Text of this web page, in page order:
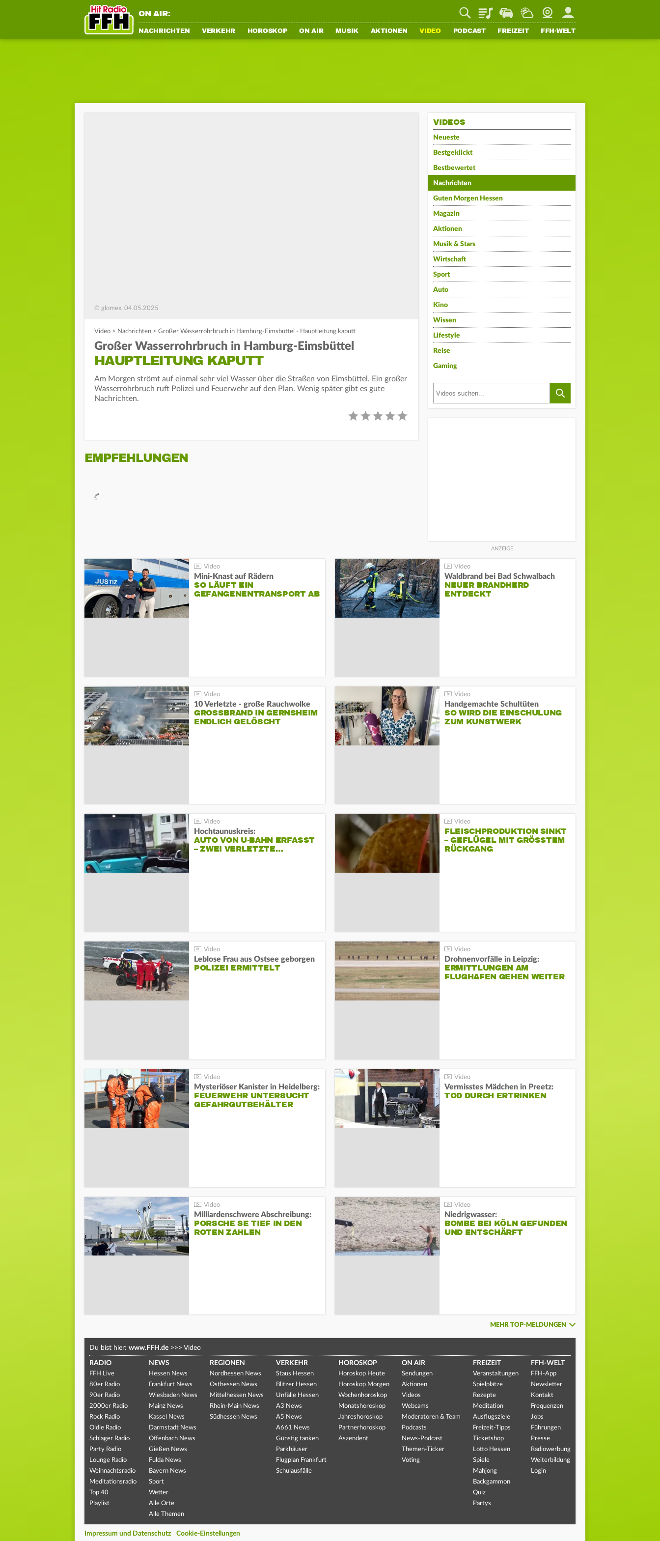
ON AIR: PlaylistStaupilotWetterWebcamMein FFH
NACHRICHTEN VERKEHR HOROSKOP ON AIR MUSIK AKTIONEN VIDEO PODCAST FREIZEIT FFH-WELT
© glomex, 04.05.2025
Video > Nachrichten > Großer Wasserrohrbruch in Hamburg-Eimsbüttel - Hauptleitung kaputt
Großer Wasserrohrbruch in Hamburg-Eimsbüttel
HAUPTLEITUNG KAPUTT
Am Morgen strömt auf einmal sehr viel Wasser über die Straßen von Eimsbüttel. Ein großer
Wasserrohrbruch ruft Polizei und Feuerwehr auf den Plan. Wenig später gibt es gute
Nachrichten.
EMPFEHLUNGEN
VIDEOS
Neueste
Bestgeklickt
Bestbewertet
Nachrichten
Guten Morgen Hessen
Magazin
Aktionen
Musik & Stars
Wirtschaft
Sport
Auto
Kino
Wissen
Lifestyle
Reise
Gaming
Mini-Knast auf Rädern
SO LÄUFT EIN
GEFANGENENTRANSPORT AB
Waldbrand bei Bad Schwalbach
NEUER BRANDHERD
ENTDECKT
10 Verletzte - große Rauchwolke
GROSSBRAND IN GERNSHEIM E
NDLICH GELÖSCHT
Handgemachte Schultüten
SO WIRD DIE EINSCHULUNG
ZUM KUNSTWERK
Hochtaunuskreis:
AUTO VON U-BAHN ERFASST
– ZWEI VERLETZTE…
FLEISCHPRODUKTION SINKT
– GEFLÜGEL MIT GRÖSSTEM R
ÜCKGANG
Leblose Frau aus Ostsee geborgen
POLIZEI ERMITTELT
Drohnenvorfälle in Leipzig:
ERMITTLUNGEN AM
FLUGHAFEN GEHEN WEITER
Mysteriöser Kanister in Heidelberg:
FEUERWEHR UNTERSUCHT
GEFAHRGUTBEHÄLTER
Vermisstes Mädchen in Preetz:
TOD DURCH ERTRINKEN
Milliardenschwere Abschreibung:
PORSCHE SE TIEF IN DEN
ROTEN ZAHLEN
Niedrigwasser:
BOMBE BEI KÖLN GEFUNDEN
UND ENTSCHÄRFT
MEHR TOP-MELDUNGEN
Du bist hier: www.FFH.de >>> Video
RADIO
FFH Live
80er Radio
90er Radio
2000er Radio
Rock Radio
Oldie Radio
Schlager Radio
Party Radio
Lounge Radio
Weihnachtsradio
Meditationsradio
Top 40
Playlist
NEWS
Hessen News
Frankfurt News
Wiesbaden News
Mainz News
Kassel News
Darmstadt News
Offenbach News
Gießen News
Fulda News
Bayern News
Sport
Wetter
Alle Orte
Alle Themen
REGIONEN
Nordhessen News
Osthessen News
Mittelhessen News
Rhein-Main News
Südhessen News
VERKEHR
Staus Hessen
Blitzer Hessen
Unfälle Hessen
A3 News
A5 News
A661 News
Günstig tanken
Parkhäuser
Flugplan Frankfurt
Schulausfälle
HOROSKOP
Horoskop Heute
Horoskop Morgen
Wochenhoroskop
Monatshoroskop
Jahreshoroskop
Partnerhoroskop
Aszendent
ON AIR
Sendungen
Aktionen
Videos
Webcams
Moderatoren & Team
Podcasts
News-Podcast
Themen-Ticker
Voting
FREIZEIT
Veranstaltungen
Spielplätze
Rezepte
Meditation
Ausflugsziele
Freizeit-Tipps
Ticketshop
Lotto Hessen
Spiele
Mahjong
Backgammon
Quiz
Partys
FFH-WELT
FFH-App
Newsletter
Kontakt
Frequenzen
Jobs
Führungen
Presse
Radiowerbung
Weiterbildung
Login
Impressum und Datenschutz Cookie-Einstellungen